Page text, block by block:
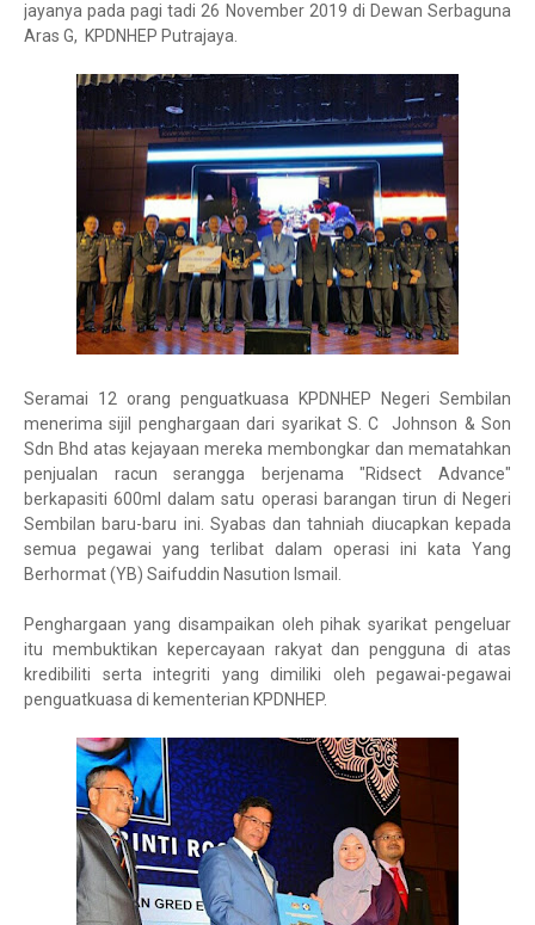
jayanya pada pagi tadi 26 November 2019 di Dewan Serbaguna
Aras G, KPDNHEP Putrajaya.
Seramai 12 orang penguatkuasa KPDNHEP Negeri Sembilan
menerima sijil penghargaan dari syarikat S. C Johnson & Son
Sdn Bhd atas kejayaan mereka membongkar dan mematahkan
penjualan racun serangga berjenama "Ridsect Advance"
berkapasiti 600ml dalam satu operasi barangan tirun di Negeri
Sembilan baru-baru ini. Syabas dan tahniah diucapkan kepada
semua pegawai yang terlibat dalam operasi ini kata Yang
Berhormat (YB) Saifuddin Nasution Ismail.
Penghargaan yang disampaikan oleh pihak syarikat pengeluar
itu membuktikan kepercayaan rakyat dan pengguna di atas
kredibiliti serta integriti yang dimiliki oleh pegawai-pegawai
penguatkuasa di kementerian KPDNHEP.